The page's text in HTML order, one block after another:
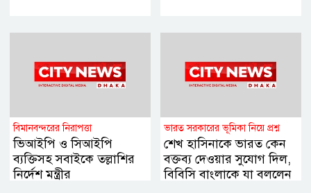
বিমানবন্দরের নিরাপত্তা
ভিআইপি ও সিআইপি
ব্যক্তিসহ সবাইকে তল্লাশির
নির্দেশ মন্ত্রীর
ভারত সরকারের ভূমিকা নিয়ে প্রশ্ন
শেখ হাসিনাকে ভারত কেন
বক্তব্য দেওয়ার সুযোগ দিল,
বিবিসি বাংলাকে যা বললেন